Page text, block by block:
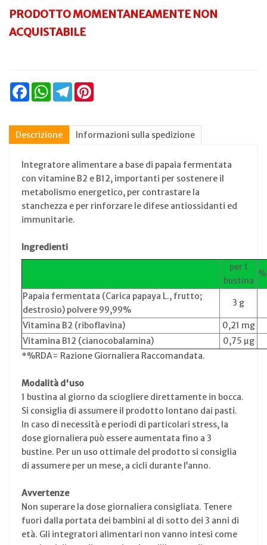
PRODOTTO MOMENTANEAMENTE NON
ACQUISTABILE
FacebookWhatsAppTelegram
Descrizione Informazioni sulla spedizione
Integratore alimentare a base di papaia fermentata
con vitamine B2 e B12, importanti per sostenere il
metabolismo energetico, per contrastare la
stanchezza e per rinforzare le difese antiossidanti ed
immunitarie.
Ingredienti
per 1
bustina
Papaia fermentata (Carica papaya L., frutto;
destrosio) polvere 99,99%
3 g
Vitamina B2 (riboflavina)
0,21 mg
Vitamina B12 (cianocobalamina)
0,75 µg
*%RDA= Razione Giornaliera Raccomandata.
Modalità d'uso
1 bustina al giorno da sciogliere direttamente in bocca.
Si consiglia di assumere il prodotto lontano dai pasti.
In caso di necessità e periodi di particolari stress, la
dose giornaliera può essere aumentata fino a 3
bustine. Per un uso ottimale del prodotto si consiglia
di assumere per un mese, a cicli durante l’anno.
Avvertenze
Non superare la dose giornaliera consigliata. Tenere
fuori dalla portata dei bambini al di sotto dei 3 anni di
età. Gli integratori alimentari non vanno intesi come